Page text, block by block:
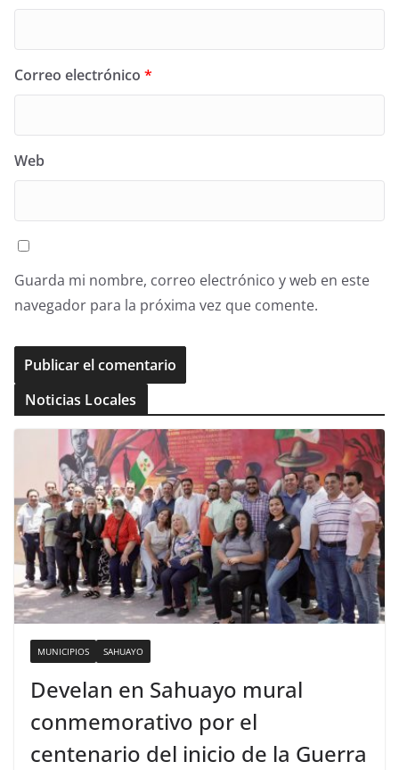
Correo electrónico *
Web
Guarda mi nombre, correo electrónico y web en este
navegador para la próxima vez que comente.
Noticias Locales
MUNICIPIOS SAHUAYO
Develan en Sahuayo mural
conmemorativo por el
centenario del inicio de la Guerra